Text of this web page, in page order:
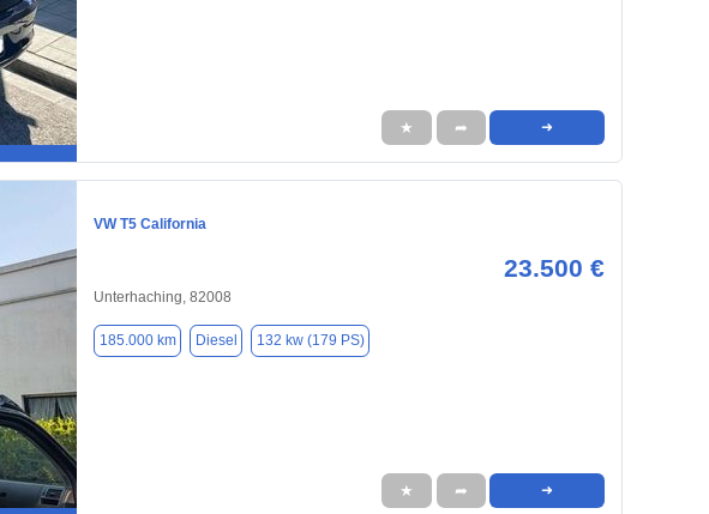
★ ➦ ➜
VW T5 California
23.500 €
Unterhaching, 82008
185.000 km Diesel 132 kw (179 PS)
★ ➦ ➜